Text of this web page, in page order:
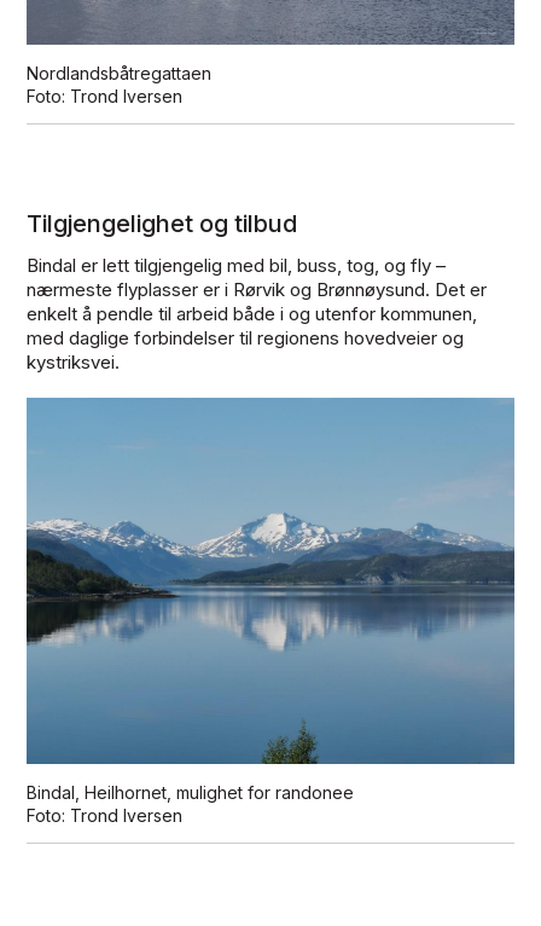
Nordlandsbåtregattaen
Trond Iversen
Tilgjengelighet og tilbud
Bindal er lett tilgjengelig med bil, buss, tog, og fly –
nærmeste flyplasser er i Rørvik og Brønnøysund. Det er
enkelt å pendle til arbeid både i og utenfor kommunen,
med daglige forbindelser til regionens hovedveier og
kystriksvei.
Bindal, Heilhornet, mulighet for randonee
Trond Iversen